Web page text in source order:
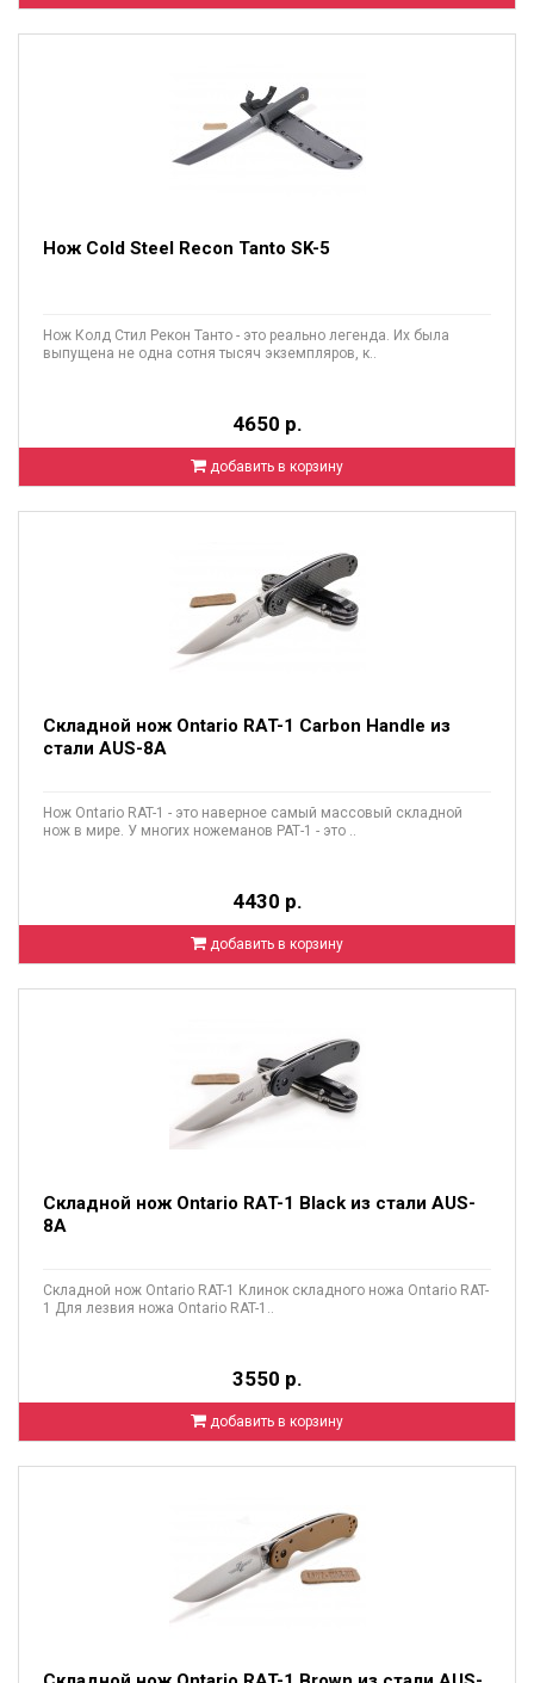
Нож Cold Steel Recon Tanto SK-5
Нож Колд Стил Рекон Танто - это реально легенда. Их была
выпущена не одна сотня тысяч экземпляров, к..
4650 р.
добавить в корзину
Складной нож Ontario RAT-1 Carbon Handle из
стали AUS-8A
Нож Ontario RAT-1 - это наверное самый массовый складной
нож в мире. У многих ножеманов РАТ-1 - это ..
4430 р.
добавить в корзину
Складной нож Ontario RAT-1 Black из стали AUS-
8A
Складной нож Ontario RAT-1 Клинок складного ножа Ontario RAT-
1 Для лезвия ножа Ontario RAT-1..
3550 р.
добавить в корзину